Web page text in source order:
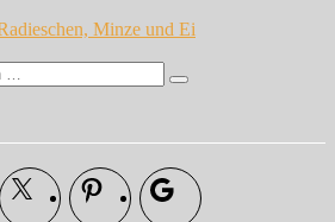
Minze und Ei
Suchen
X Pinterest Google